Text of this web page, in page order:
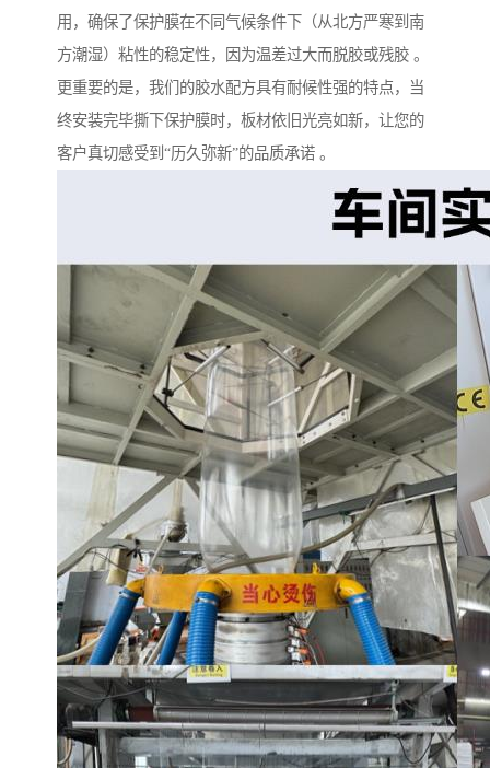
用，确保了保护膜在不同气候条件下（从北方严寒到南
方潮湿）粘性的稳定性，因为温差过大而脱胶或残胶 。
更重要的是，我们的胶水配方具有耐候性强的特点，当
终安装完毕撕下保护膜时，板材依旧光亮如新，让您的
客户真切感受到“历久弥新”的品质承诺 。